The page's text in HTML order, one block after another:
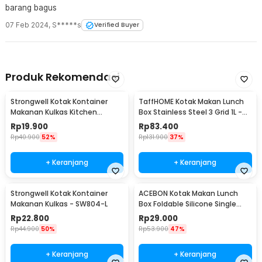
barang bagus
07 Feb 2024, S*****s Verified Buyer
Produk Rekomendasi
Strongwell Kotak Kontainer
Makanan Kulkas Kitchen
Storage Food Box - SW804-M
Rp19.900
Rp40.900 52%
+ Keranjang
TaffHOME Kotak Makan Lunch
Box Stainless Steel 3 Grid 1L -
OU1000
Rp83.400
Rp131.900 37%
+ Keranjang
Strongwell Kotak Kontainer
Makanan Kulkas - SW804-L
Rp22.800
Rp44.900 50%
+ Keranjang
ACEBON Kotak Makan Lunch
Box Foldable Silicone Single
Layer 800ml - TN99
Rp29.000
Rp53.900 47%
+ Keranjang